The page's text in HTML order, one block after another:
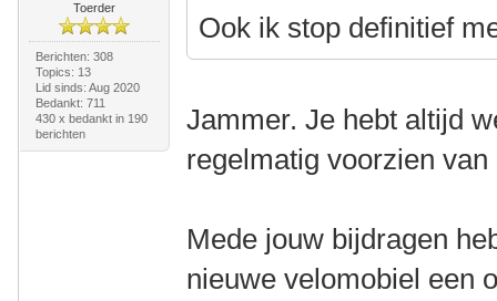
Toerder
Berichten: 308
Topics: 13
Lid sinds: Aug 2020
Bedankt: 711
430 x bedankt in 190
berichten
Ook ik stop definitief
Jammer. Je hebt altijd
regelmatig voorzien
Mede jouw bijdragen
nieuwe velomobiel een